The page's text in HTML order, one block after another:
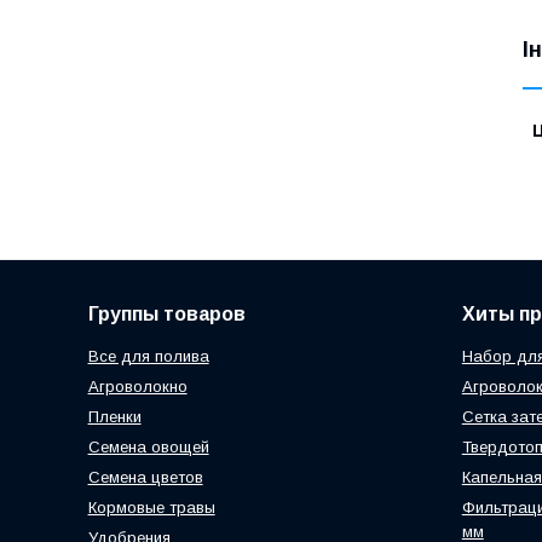
Группы товаров
Все для полива
Агроволокно
Пленки
Семена овощей
Семена цветов
Кормовые травы
Удобрения
Хиты
Набор
Сетка
мм